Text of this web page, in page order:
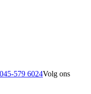
045-579 6024Volg ons